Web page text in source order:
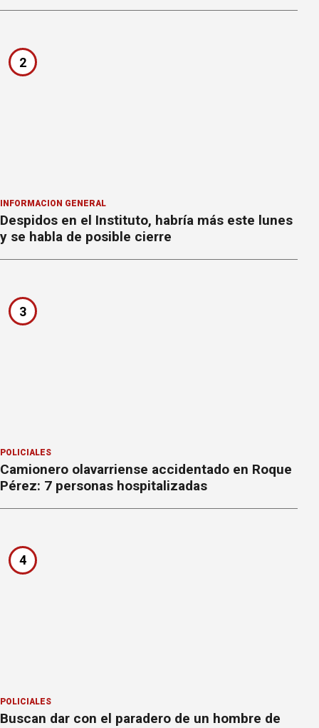
2
INFORMACION GENERAL
Despidos en el Instituto, habría más este lunes
y se habla de posible cierre
3
POLICIALES
Camionero olavarriense accidentado en Roque
Pérez: 7 personas hospitalizadas
4
POLICIALES
Buscan dar con el paradero de un hombre de